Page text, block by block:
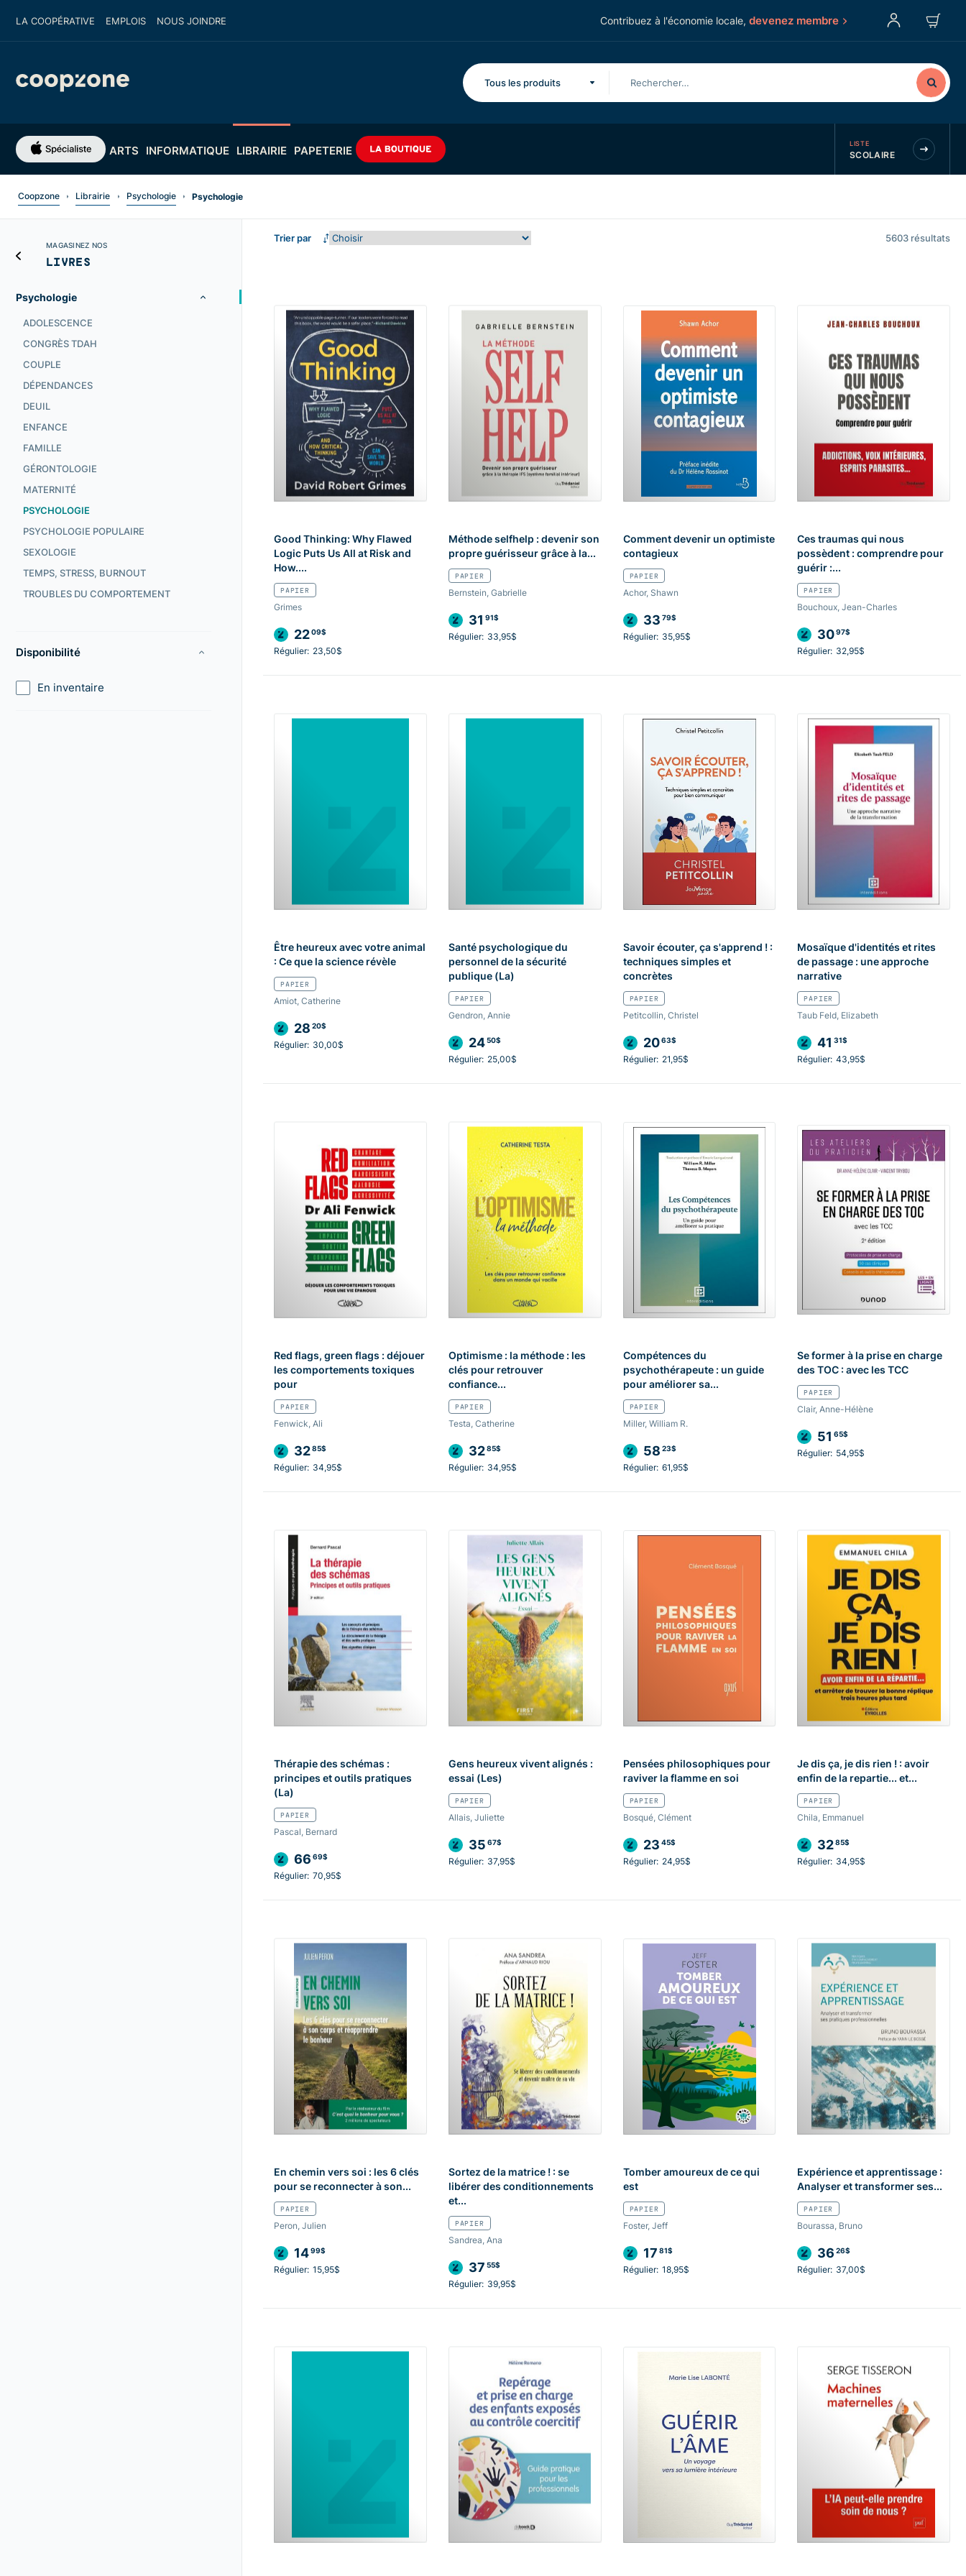
LA COOPÉRATIVE EMPLOIS NOUS JOINDRE Contribuez à l'économie locale, devenez membre
Tous les produits
ARTS INFORMATIQUE LIBRAIRIE PAPETERIE LISTE
SCOLAIRE
Coopzone Librairie Psychologie Psychologie
MAGASINEZ NOS
LIVRES
Psychologie
ADOLESCENCE
CONGRÈS TDAH
COUPLE
DÉPENDANCES
DEUIL
ENFANCE
FAMILLE
GÉRONTOLOGIE
MATERNITÉ
PSYCHOLOGIE
PSYCHOLOGIE POPULAIRE
SEXOLOGIE
TEMPS, STRESS, BURNOUT
TROUBLES DU COMPORTEMENT
Disponibilité
En inventaire
Trier par 5603 résultats
Good Thinking: Why Flawed
Logic Puts Us All at Risk and
How....
PAPIER
Grimes
2209$
Régulier: 23,50$
Méthode selfhelp : devenir son
propre guérisseur grâce à la...
PAPIER
Bernstein, Gabrielle
31 91$
Régulier: 33,95$
Comment devenir un optimiste
contagieux
PAPIER
Achor, Shawn
33 79$
Régulier: 35,95$
Ces traumas qui nous
possèdent : comprendre pour
guérir :...
PAPIER
Bouchoux, Jean-Charles
3097$
Régulier: 32,95$
Être heureux avec votre animal
: Ce que la science révèle
PAPIER
Amiot, Catherine
28 20$
Régulier: 30,00$
Santé psychologique du
personnel de la sécurité
publique (La)
PAPIER
Gendron, Annie
2450$
Régulier: 25,00$
Savoir écouter, ça s'apprend ! :
techniques simples et
concrètes
PAPIER
Petitcollin, Christel
2063$
Régulier: 21,95$
Mosaïque d'identités et rites
de passage : une approche
narrative
PAPIER
Taub Feld, Elizabeth
41 31$
Régulier: 43,95$
Red flags, green flags : déjouer
les comportements toxiques
pour
PAPIER
Fenwick, Ali
3285$
Régulier: 34,95$
Optimisme : la méthode : les
clés pour retrouver
confiance...
PAPIER
Testa, Catherine
3285$
Régulier: 34,95$
Compétences du
psychothérapeute : un guide
pour améliorer sa...
PAPIER
Miller, William R.
58 23$
Régulier: 61,95$
Se former à la prise en charge
des TOC : avec les TCC
PAPIER
Clair, Anne-Hélène
51 65$
Régulier: 54,95$
Thérapie des schémas :
principes et outils pratiques
(La)
PAPIER
Pascal, Bernard
66 69$
Régulier: 70,95$
Gens heureux vivent alignés :
essai (Les)
PAPIER
Allais, Juliette
35 67$
Régulier: 37,95$
Pensées philosophiques pour
raviver la flamme en soi
PAPIER
Bosqué, Clément
23 45$
Régulier: 24,95$
Je dis ça, je dis rien ! : avoir
enfin de la repartie... et...
PAPIER
Chila, Emmanuel
3285$
Régulier: 34,95$
En chemin vers soi : les 6 clés
pour se reconnecter à son...
PAPIER
Peron, Julien
1499$
Régulier: 15,95$
Sortez de la matrice ! : se
libérer des conditionnements
et...
PAPIER
Sandrea, Ana
37 55$
Régulier: 39,95$
Tomber amoureux de ce qui
est
PAPIER
Foster, Jeff
17 81$
Régulier: 18,95$
Expérience et apprentissage :
Analyser et transformer ses...
PAPIER
Bourassa, Bruno
36 26$
Régulier: 37,00$